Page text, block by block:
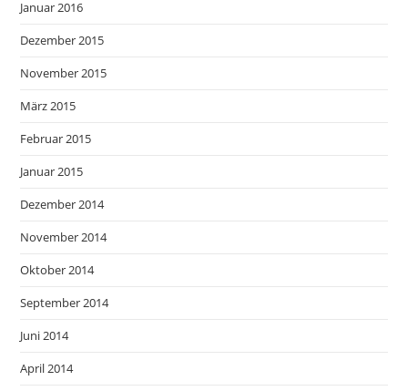
Januar 2016
Dezember 2015
November 2015
März 2015
Februar 2015
Januar 2015
Dezember 2014
November 2014
Oktober 2014
September 2014
Juni 2014
April 2014